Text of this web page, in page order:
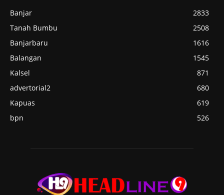
Banjar
2833
Tanah Bumbu
2508
Banjarbaru
1616
Balangan
1545
Kalsel
871
advertorial2
680
Kapuas
619
bpn
526